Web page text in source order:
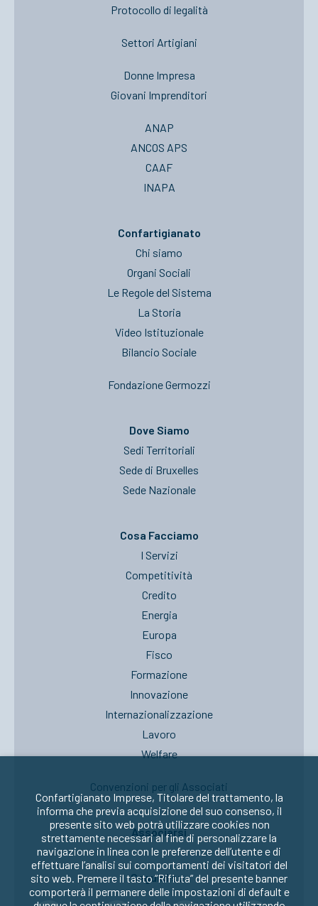
Protocollo di legalità
Settori Artigiani
Donne Impresa
Giovani Imprenditori
ANAP
ANCOS APS
CAAF
INAPA
Confartigianato
Chi siamo
Organi Sociali
Le Regole del Sistema
La Storia
Video Istituzionale
Bilancio Sociale
Fondazione Germozzi
Dove Siamo
Sedi Territoriali
Sede di Bruxelles
Sede Nazionale
Cosa Facciamo
I Servizi
Competitività
Credito
Energia
Europa
Fisco
Formazione
Innovazione
Internazionalizzazione
Lavoro
Welfare
Convenzioni per gli Associati
Associarsi
Seguici su:
Confartigianato Imprese, Titolare del trattamento, la
informa che previa acquisizione del suo consenso, il
presente sito web potrà utilizzare cookies non
strettamente necessari al fine di personalizzare la
navigazione in linea con le preferenze dell’utente e di
effettuare l’analisi sui comportamenti dei visitatori del
sito web. Premere il tasto “Rifiuta” del presente banner
comporterà il permanere delle impostazioni di default e